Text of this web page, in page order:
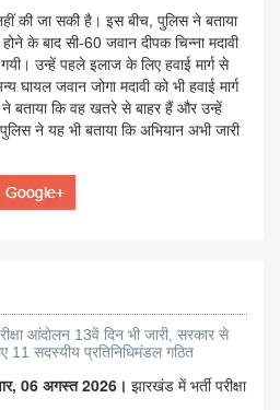
की जा सकी है। इस बीच, पुलिस ने बताया
के बाद सी-60 जवान दीपक चिन्ना मदावी
उन्हें पहले इलाज के लिए हवाई मार्ग से
घायल जवान जोगा मदावी को भी हवाई मार्ग
बताया कि वह खतरे से बाहर हैं और उन्हें
ने यह भी बताया कि अभियान अभी जारी
आंदोलन 13वें दिन भी जारी, सरकार से
11 सदस्यीय प्रतिनिधिमंडल गठित
06 अगस्त 2026। झारखंड में भर्ती परीक्षा